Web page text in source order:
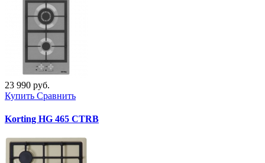
23 990 руб.
Купить Сравнить
Korting HG 465 CTRB